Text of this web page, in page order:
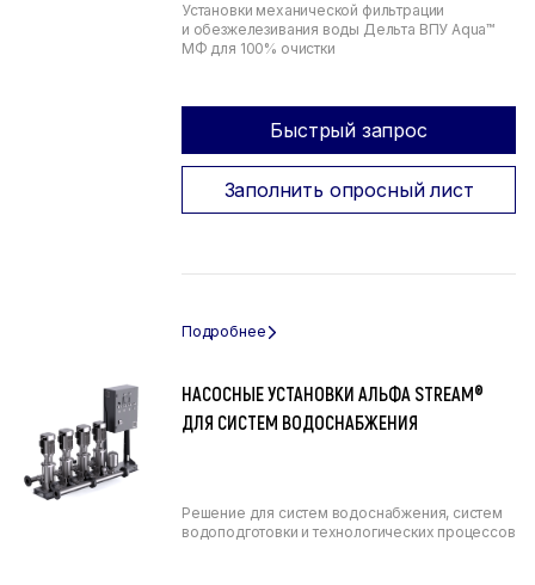
Установки механической фильтрации
и обезжелезивания воды Дельта ВПУ Aqua™
МФ для 100% очистки
Быстрый запрос
Заполнить опросный лист
НАСОСНЫЕ УСТАНОВКИ АЛЬФА STREAM®
ДЛЯ СИСТЕМ ВОДОСНАБЖЕНИЯ
Решение для систем водоснабжения, систем
водоподготовки и технологических процессов